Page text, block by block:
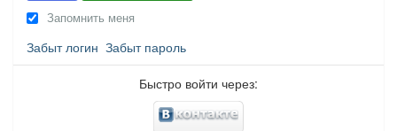
Запомнить меня
Забыт логин Забыт пароль
Быстро войти через: